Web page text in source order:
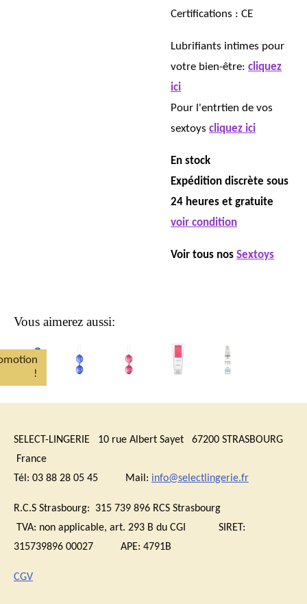
Certifications : CE
Lubrifiants intimes pour
votre bien-être: cliquez
ici
Pour l'entrtien de vos
sextoys cliquez ici
En stock
Expédition discrète sous
24 heures et gratuite
voir condition
Voir tous nos Sextoys
Vous aimerez aussi:
!
SELECT-LINGERIE 10 rue Albert Sayet 67200 STRASBOURG
France
Tél: 03 88 28 05 45 Mail: info@selectlingerie.fr
R.C.S Strasbourg: 315 739 896 RCS Strasbourg
TVA: non applicable, art. 293 B du CGI SIRET:
315739896 00027 APE: 4791B
CGV